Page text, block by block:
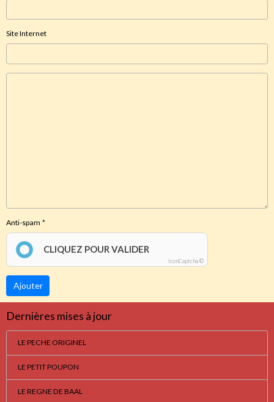
Site Internet
Anti-spam
CLIQUEZ POUR VALIDER
IconCaptcha ©
Ajouter
Dernières mises à jour
LE PECHE ORIGINEL
LE PETIT POUPON
LE REGNE DE BAAL